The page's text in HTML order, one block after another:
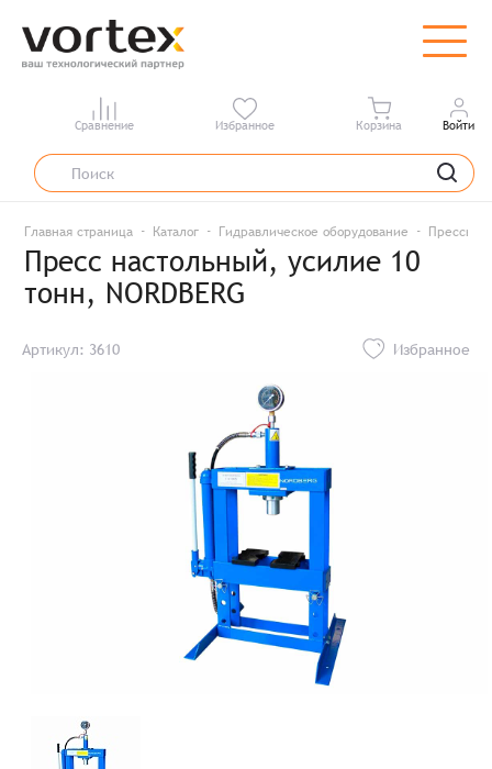
Сравнение Избранное Корзина Войти
Главная страница Каталог Гидравлическое оборудование Прессы
Пресс настольный, усилие 10
тонн, NORDBERG
Артикул: 3610 Избранное